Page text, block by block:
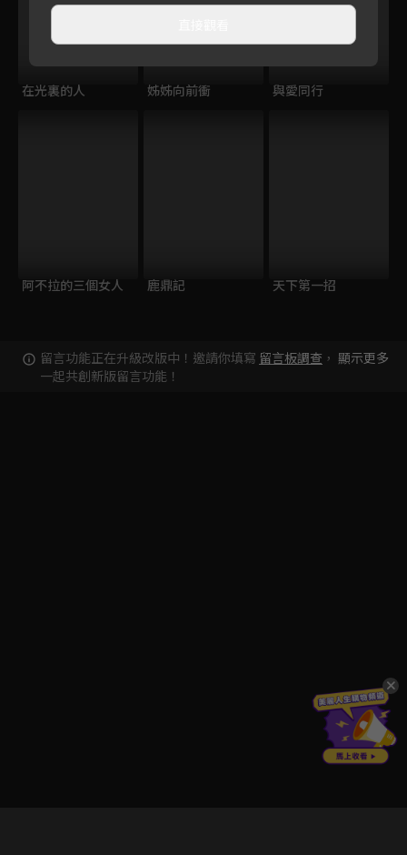
在光裏的人 姊姊向前衝 與愛同行
阿不拉的三個女人 鹿鼎記 天下第一招
留言功能正在升級改版中！邀請你填寫 留言板調查 ，
一起共創新版留言功能！
顯示更多